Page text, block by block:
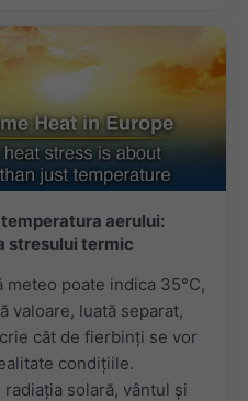
aerului:
stresului termic
meteo poate indica 35°C,
valoare, luată separat,
cât de fierbinți se vor
condițiile.
radiația solară, vântul și